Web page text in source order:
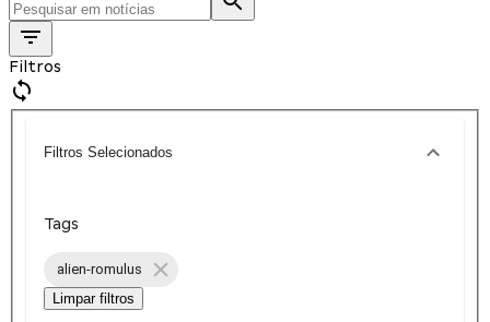
Filtros
Filtros Selecionados
Tags
alien-romulus
Limpar filtros